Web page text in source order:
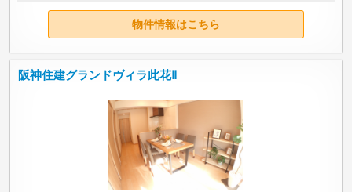
物件情報はこちら
阪神住建グランドヴィラ此花Ⅱ